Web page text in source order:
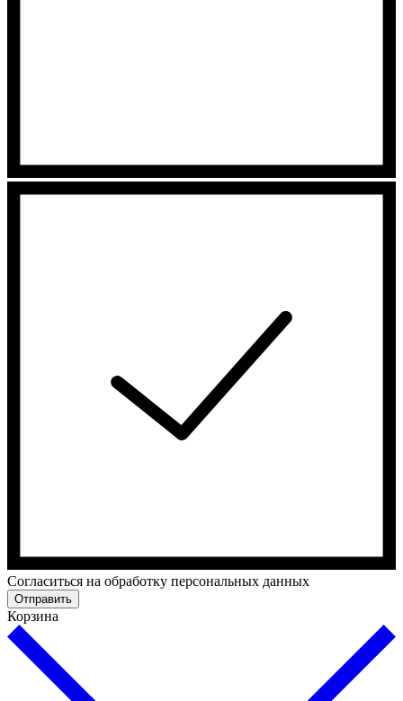
Cогласиться на обработку персональных данных
Отправить
Корзина